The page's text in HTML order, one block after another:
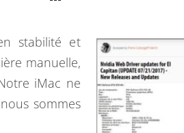
stabilité et
manuelle,
iMac ne
sommes